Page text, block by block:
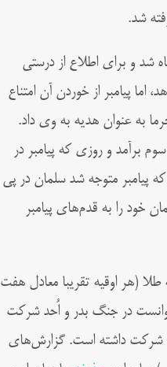
شد.
شد و برای اطلاع از درستی
پیامبر از خوردن آن امتناع
به عنوان هدیه به وی داد.
بر‌آمد و روزی که پیامبر در
پیامبر متوجه شد سلمان در پی
خود را به قدم‌های پیامبر
صحابه، سلمان را از صاحبش به ۳۰۰ غرس نهال و ۴۰ اوقیه طلا (هر اوقیه تقریبا معادل هفت
در جنگ‌ بدر و اُحد شرکت
شرکت داشته است. گزارش‌های